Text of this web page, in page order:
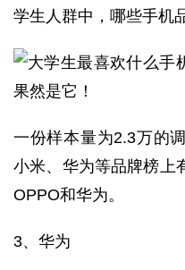
学生人群中，哪些手机
一份样本量为2.3万的
小米、华为等品牌榜上
OPPO和华为。
3、华为